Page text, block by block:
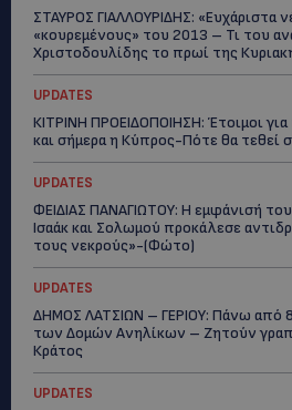
ΣΤΑΥΡΟΣ ΓΙΑΛΛΟΥΡΙΔΗΣ: «Ευχάριστα
«κουρεμένους» του 2013 – Τι του
Χριστοδουλίδης το πρωί της
UPDATES
ΚΙΤΡΙΝΗ ΠΡΟΕΙΔΟΠΟΙΗΣΗ: Έτοιμοι
και σήμερα η Κύπρος-Πότε θα τεθεί
UPDATES
ΦΕΙΔΙΑΣ ΠΑΝΑΓΙΩΤΟΥ: Η εμφάνισή
Ισαάκ και Σολωμού προκάλεσε
τους νεκρούς»-(Φώτο)
UPDATES
ΔΗΜΟΣ ΛΑΤΣΙΩΝ – ΓΕΡΙΟΥ: Πάνω από
των Δομών Ανηλίκων – Ζητούν
Κράτος
UPDATES